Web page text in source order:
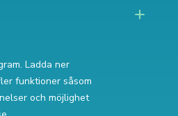
Ladda ner
funktioner såsom
och möjlighet